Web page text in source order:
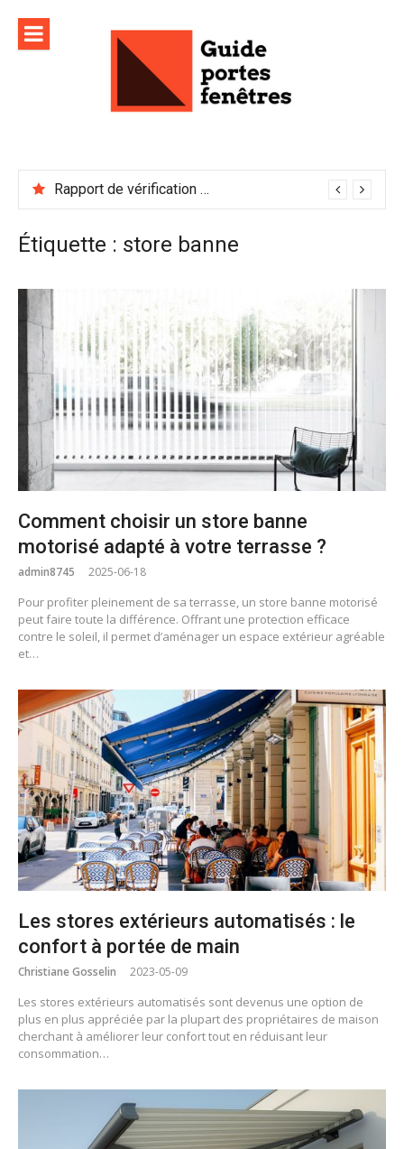
contenu
Rapport de vérification sécurité : à conserver précieusement
Étiquette : store banne
Comment choisir un store banne
motorisé adapté à votre terrasse ?
admin8745 2025-06-18
Pour profiter pleinement de sa terrasse, un store banne motorisé
peut faire toute la différence. Offrant une protection efficace
contre le soleil, il permet d’aménager un espace extérieur agréable
et…
Les stores extérieurs automatisés : le
confort à portée de main
Christiane Gosselin 2023-05-09
Les stores extérieurs automatisés sont devenus une option de
plus en plus appréciée par la plupart des propriétaires de maison
cherchant à améliorer leur confort tout en réduisant leur
consommation…